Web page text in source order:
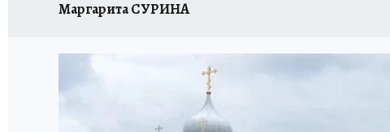
Маргарита СУРИНА